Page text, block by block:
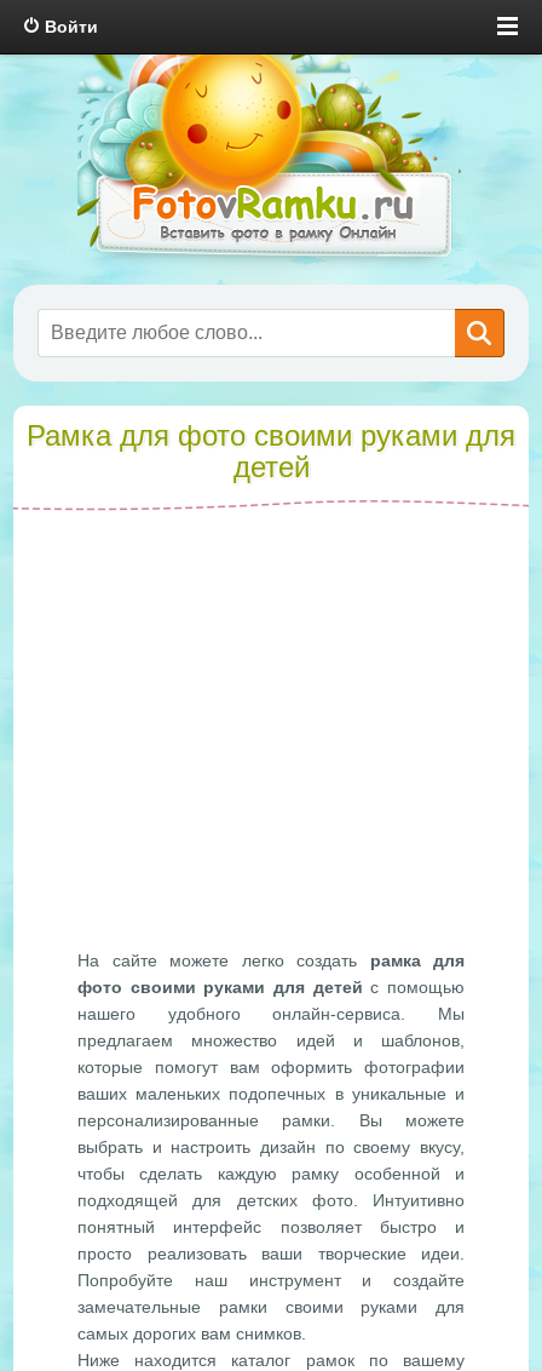
Войти
Рамка для фото своими руками для
детей
На сайте можете легко создать рамка для
фото своими руками для детей с помощью
нашего удобного онлайн-сервиса. Мы
предлагаем множество идей и шаблонов,
которые помогут вам оформить фотографии
ваших маленьких подопечных в уникальные и
персонализированные рамки. Вы можете
выбрать и настроить дизайн по своему вкусу,
чтобы сделать каждую рамку особенной и
подходящей для детских фото. Интуитивно
понятный интерфейс позволяет быстро и
просто реализовать ваши творческие идеи.
Попробуйте наш инструмент и создайте
замечательные рамки своими руками для
самых дорогих вам снимков.
Ниже находится каталог рамок по вашему